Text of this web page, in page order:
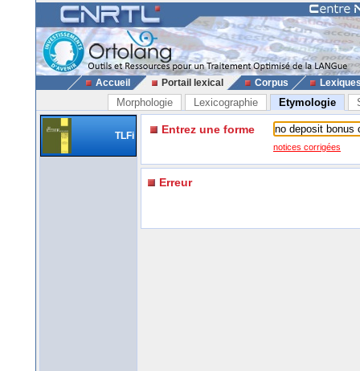
Accueil Portail lexical Corpus
Morphologie Lexicographie Etymologie
TLFi Entrez une forme
notices corrigées
Erreur